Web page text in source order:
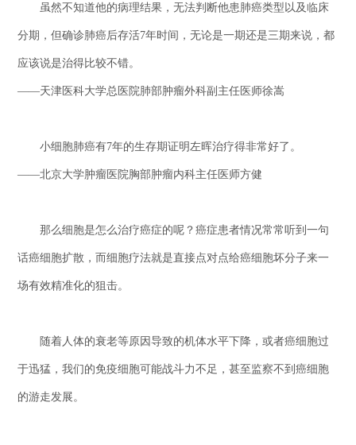
虽然不知道他的病理结果，无法判断他患肺癌类型以及临床
分期，但确诊肺癌后存活7年时间，无论是一期还是三期来说，都
应该说是治得比较不错。
——天津医科大学总医院肺部肿瘤外科副主任医师徐嵩
小细胞肺癌有7年的生存期证明左晖治疗得非常好了。
——北京大学肿瘤医院胸部肿瘤内科主任医师方健
那么细胞是怎么治疗癌症的呢？癌症患者情况常常听到一句
话癌细胞扩散，而细胞疗法就是直接点对点给癌细胞坏分子来一
场有效精准化的狙击。
随着人体的衰老等原因导致的机体水平下降，或者癌细胞过
于迅猛，我们的免疫细胞可能战斗力不足，甚至监察不到癌细胞
的游走发展。